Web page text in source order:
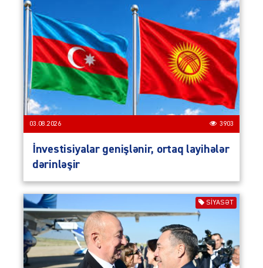
03.08.2026 3903
İnvestisiyalar genişlənir, ortaq layihələr
dərinləşir
SIYASƏT